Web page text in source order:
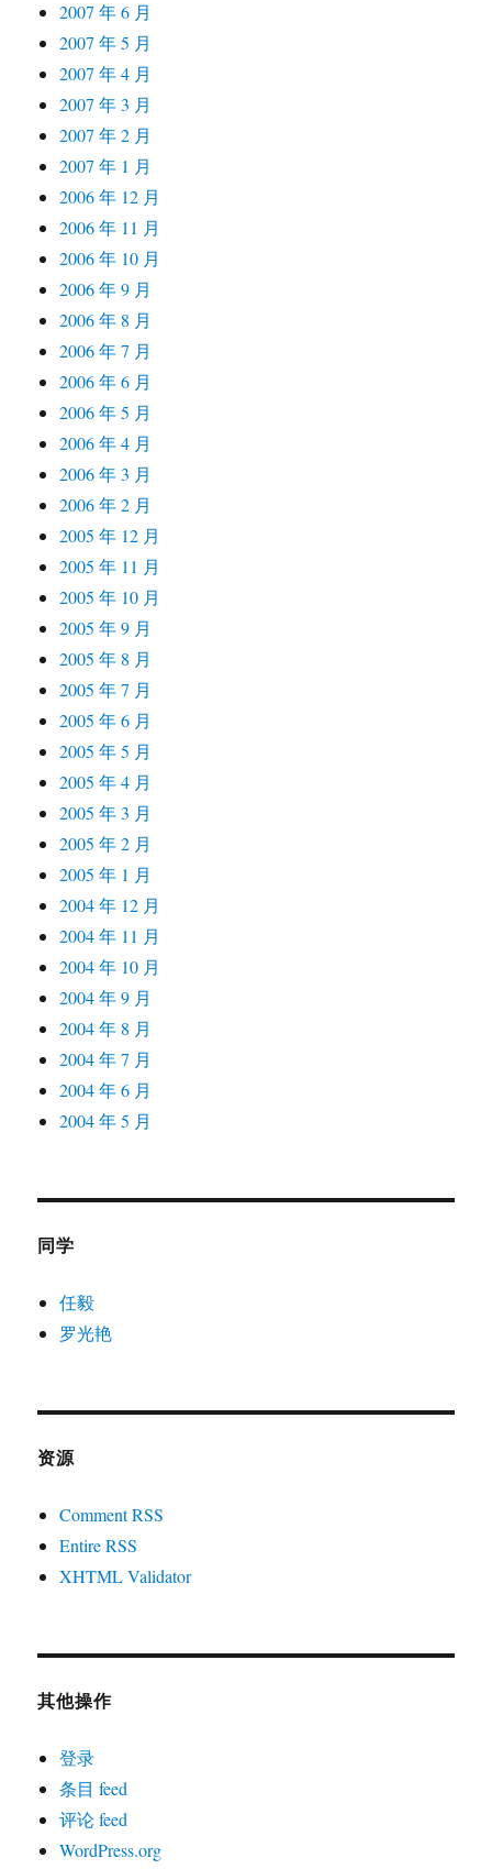
2007 年 6 月
2007 年 5 月
2007 年 4 月
2007 年 3 月
2007 年 2 月
2007 年 1 月
2006 年 12 月
2006 年 11 月
2006 年 10 月
2006 年 9 月
2006 年 8 月
2006 年 7 月
2006 年 6 月
2006 年 5 月
2006 年 4 月
2006 年 3 月
2006 年 2 月
2005 年 12 月
2005 年 11 月
2005 年 10 月
2005 年 9 月
2005 年 8 月
2005 年 7 月
2005 年 6 月
2005 年 5 月
2005 年 4 月
2005 年 3 月
2005 年 2 月
2005 年 1 月
2004 年 12 月
2004 年 11 月
2004 年 10 月
2004 年 9 月
2004 年 8 月
2004 年 7 月
2004 年 6 月
2004 年 5 月
同学
任毅
罗光艳
资源
Comment RSS
Entire RSS
XHTML Validator
其他操作
登录
条目 feed
评论 feed
WordPress.org